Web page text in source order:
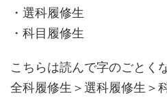
・選科履修生
・科目履修生
こちらは読んで字のごとく
全科履修生＞選科履修生＞